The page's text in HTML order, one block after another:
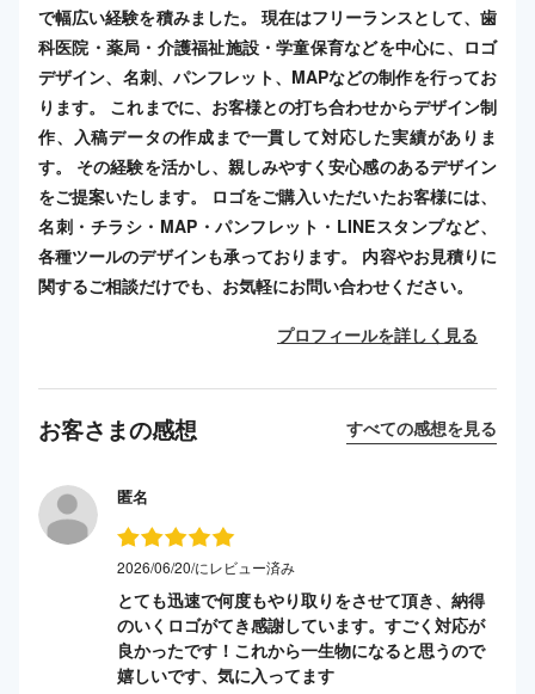
で幅広い経験を積みました。 現在はフリーランスとして、歯
科医院・薬局・介護福祉施設・学童保育などを中心に、ロゴ
デザイン、名刺、パンフレット、MAPなどの制作を行ってお
ります。 これまでに、お客様との打ち合わせからデザイン制
作、入稿データの作成まで一貫して対応した実績がありま
す。 その経験を活かし、親しみやすく安心感のあるデザイン
をご提案いたします。 ロゴをご購入いただいたお客様には、
名刺・チラシ・MAP・パンフレット・LINEスタンプなど、
各種ツールのデザインも承っております。 内容やお見積りに
関するご相談だけでも、お気軽にお問い合わせください。
プロフィールを詳しく見る
お客さまの感想 すべての感想を見る
匿名
2026/06/20/にレビュー済み
とても迅速で何度もやり取りをさせて頂き、納得
のいくロゴがてき感謝しています。すごく対応が
良かったです！これから一生物になると思うので
嬉しいです、気に入ってます